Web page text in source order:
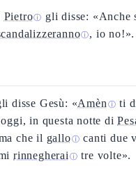
Pietroⓘ gli disse: «Anche
ⓘ, io no!».
disse Gesù: «Amèn ⓘ ti
in questa notte di
che il galloⓘ canti due
rinnegherai ⓘ tre volte».